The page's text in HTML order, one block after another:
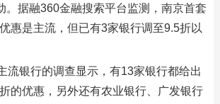
。据融360金融搜索平台监测，南京首套
惠是主流，但已有3家银行调至9.5折以
流银行的调查显示，有13家银行都给出
的优惠，另外还有农业银行、广发银行